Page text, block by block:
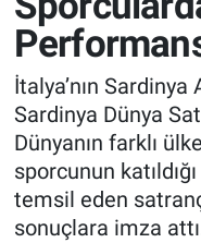
İtalya’nın Sardinya
Sardinya Dünya
Dünyanın farklı
sporcunun
temsil eden
sonuçlara imza
Manşet
Resmi İlanlar
Sağlık
Son Dakika
Spor